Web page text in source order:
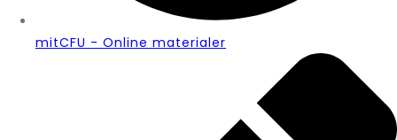
mitCFU - Online materialer